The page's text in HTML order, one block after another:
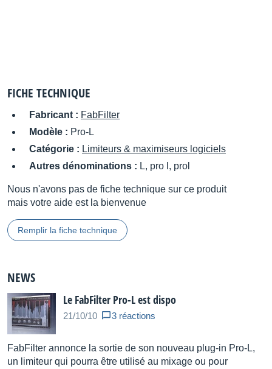
FICHE TECHNIQUE
Fabricant : FabFilter
Modèle : Pro-L
Catégorie : Limiteurs & maximiseurs logiciels
Autres dénominations : L, pro l, prol
Nous n'avons pas de fiche technique sur ce produit
mais votre aide est la bienvenue
Remplir la fiche technique
NEWS
Le FabFilter Pro-L est dispo
21/10/10 3 réactions
FabFilter annonce la sortie de son nouveau plug-in Pro-L,
un limiteur qui pourra être utilisé au mixage ou pour